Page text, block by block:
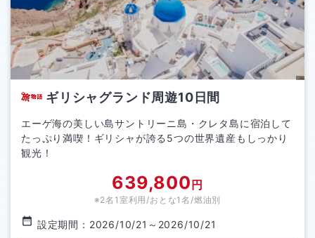
ギリシャグランド周遊10日間
エーゲ海の美しい島サントリーニ島・クレタ島に宿泊して
たっぷり満喫！ギリシャが誇る5つの世界遺産もしっかり
観光！
639,800 円
※2名1室利用/おとな1名/燃油別
設定期間： 2026/10/21 ～ 2026/10/21